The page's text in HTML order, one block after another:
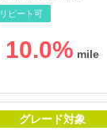
リピート可
10.0%
グレード対象